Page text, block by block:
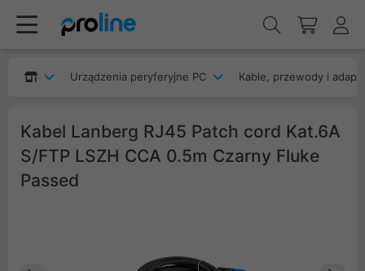
Urządzenia peryferyjne PC Kable, przewody i
Kabel Lanberg RJ45 Patch cord Kat.6A
S/FTP LSZH CCA 0.5m Czarny Fluke
Passed